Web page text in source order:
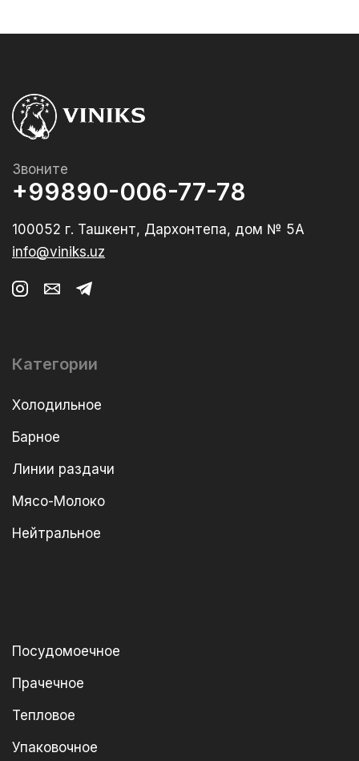
Звоните
+99890-006-77-78
100052 г. Ташкент, Дархонтепа, дом № 5А
info@viniks.uz
Категории
Холодильное
Барное
Линии раздачи
Мясо-Молоко
Нейтральное
Посудомоечное
Прачечное
Тепловое
Упаковочное